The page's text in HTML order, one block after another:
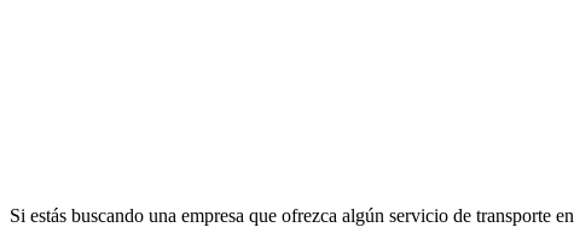
Si estás buscando una empresa que ofrezca algún servicio de transporte en